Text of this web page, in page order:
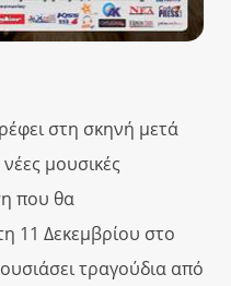
στη σκηνή μετά
μουσικές
που θα
11 Δεκεμβρίου στο
τραγούδια από